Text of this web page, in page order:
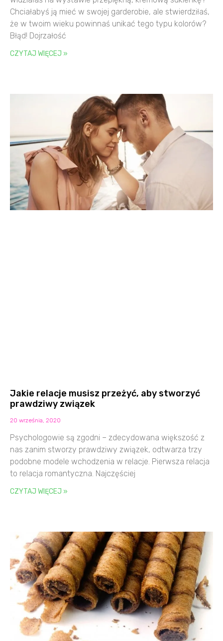
Chciałabyś ją mieć w swojej garderobie, ale stwierdziłaś,
że w twoim wieku powinnaś unikać tego typu kolorów?
Błąd! Dojrzałość
CZYTAJ WIĘCEJ »
Jakie relacje musisz przeżyć, aby stworzyć
prawdziwy związek
20 września, 2020
Psychologowie są zgodni – zdecydowana większość z
nas zanim stworzy prawdziwy związek, odtwarza trzy
podobne modele wchodzenia w relacje. Pierwsza relacja
to relacja romantyczna. Najczęściej
CZYTAJ WIĘCEJ »